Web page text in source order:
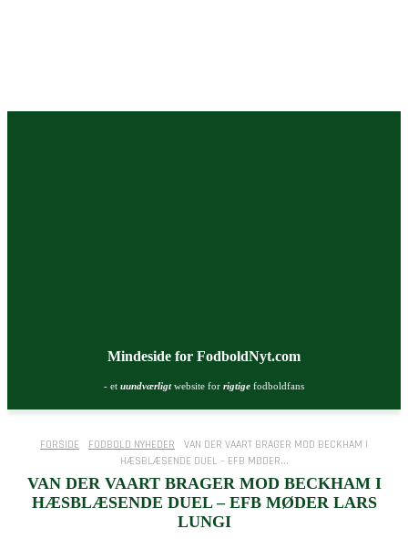
Mindeside for FodboldNyt.com
- et uundværligtwebsite for rigtige fodboldfans
FORSIDE FODBOLD NYHEDER
VAN DER VAART BRAGER MOD BECKHAM I
HÆSBLÆSENDE DUEL – EFB MØDER...
VAN DER VAART BRAGER MOD BECKHAM I
HÆSBLÆSENDE DUEL – EFB MØDER LARS
LUNGI